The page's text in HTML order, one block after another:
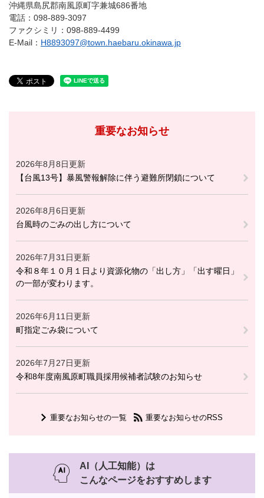
沖縄県島尻郡南風原町字兼城686番地
電話：098-889-3097
ファクシミリ：098-889-4499
E-Mail： H8893097@town.haebaru.okinawa.jp
重要なお知らせ
2026年8月8日更新
【台風13号】暴風警報解除に伴う避難所閉鎖について
2026年8月6日更新
台風時のごみの出し方について
2026年7月31日更新
令和８年１０月１日より資源化物の「出し方」「出す曜日」
の一部が変わります。
2026年6月11日更新
町指定ごみ袋について
2026年7月27日更新
令和8年度南風原町職員採用候補者試験のお知らせ
重要なお知らせの一覧 重要なお知らせのRSS
AI（人工知能）は
こんなページをおすすめします